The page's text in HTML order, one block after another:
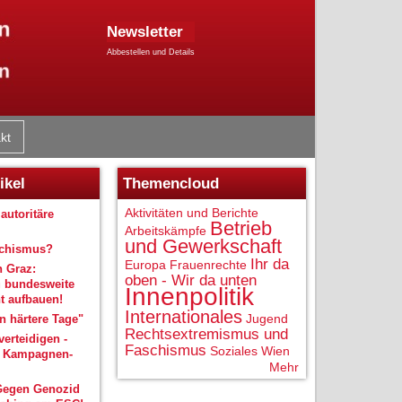
Newsletter
Abbestellen und Details
Graz:
bundesweite
aufbauen!
härtere Tage"
-
Genozid
Themencloud
Aktivitäten und Berichte
Arbeitskämpfe Betrieb
und Gewerkschaft
Europa Frauenrechte Ihr da
oben - Wir da unten
Innenpolitik
Internationales Jugend
Rechtsextremismus und
Faschismus Soziales Wien
Mehr